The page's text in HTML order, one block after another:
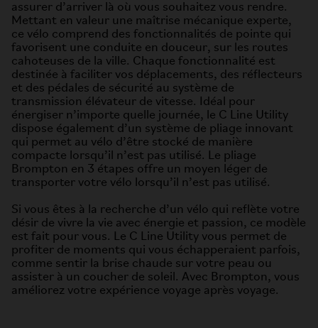
assurer d’arriver là où vous souhaitez vous rendre.
Mettant en valeur une maîtrise mécanique experte,
ce vélo comprend des fonctionnalités de pointe qui
favorisent une conduite en douceur, sur les routes
cahoteuses de la ville. Chaque fonctionnalité est
destinée à faciliter vos déplacements, des réflecteurs
et des pédales de sécurité au système de
transmission élévateur de vitesse. Idéal pour
énergiser n’importe quelle journée, le C Line Utility
dispose également d’un système de pliage innovant
qui permet au vélo d’être stocké de manière
compacte lorsqu’il n’est pas utilisé. Le pliage
Brompton en 3 étapes offre un moyen léger de
transporter votre vélo lorsqu’il n’est pas utilisé.
Si vous êtes à la recherche d’un vélo qui reflète votre
désir de vivre la vie avec énergie et passion, ce modèle
est fait pour vous. Le C Line Utility vous permet de
profiter de moments qui vous échapperaient parfois,
comme sentir la brise chaude sur votre peau ou
assister à un coucher de soleil. Avec Brompton, vous
améliorez votre expérience voyage après voyage.